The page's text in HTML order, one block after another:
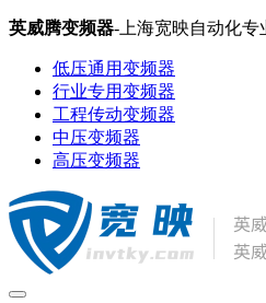
英威腾变频器-上海宽映自动化专
低压通用变频器
行业专用变频器
工程传动变频器
中压变频器
高压变频器